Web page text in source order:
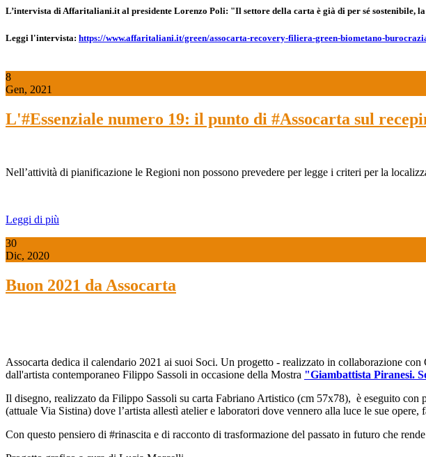
L’intervista di Affaritaliani.it al presidente Lorenzo Poli: "Il settore della carta è già di per sé sostenibile,
Leggi l'intervista: https://www.affaritaliani.it/green/assocarta-recovery-filiera-green-biometano-
8
Gen, 2021
L'#Essenziale numero 19: il punto di #Assocarta sul
Nell’attività di pianificazione le Regioni non possono prevedere per legge i criteri per la
Leggi di più
30
Dic, 2020
Buon 2021 da Assocarta
Assocarta dedica il calendario 2021 ai suoi Soci. Un progetto - realizzato in collaborazione
dall'artista contemporaneo Filippo Sassoli in occasione della Mostra "Giambattista Piranesi.
Il disegno, realizzato da Filippo Sassoli su carta Fabriano Artistico (cm 57x78), è eseguito
(attuale Via Sistina) dove l’artista allestì atelier e laboratori dove vennero alla luce le sue
Con questo pensiero di #rinascita e di racconto di trasformazione del passato in futuro che